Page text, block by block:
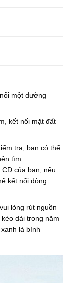
một đường
kết nối mặt đất
tra, bạn có thể
tìm
của bạn; nếu
kết nối dòng
lòng rút nguồn
dài trong năm
là bình